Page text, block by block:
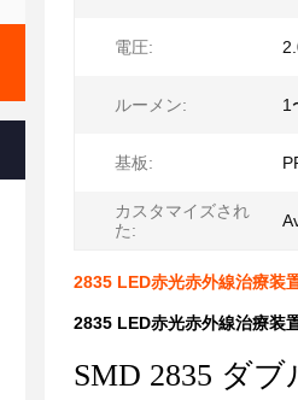
電圧:
ルーメン: 1
基板:
カスタマイズされ
た:
2835 LED赤光赤外線治療装
2835 LED赤光赤外線治療装
SMD 2835 ダ